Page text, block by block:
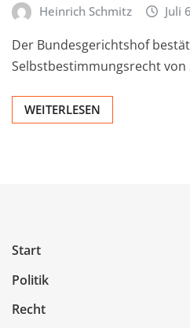
Heinrich Schmitz Juli
Der Bundesgerichtshof
Selbstbestimmungsrecht von
WEITERLESEN
Start
Politik
Recht